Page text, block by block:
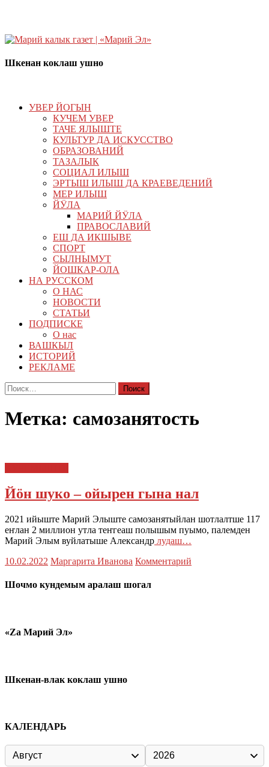
Шкенан коклаш ушно
УВЕР ЙОГЫН
КУЧЕМ УВЕР
ТАЧЕ ЯЛЫШТЕ
КУЛЬТУР ДА ИСКУССТВО
ОБРАЗОВАНИЙ
ТАЗАЛЫК
СОЦИАЛ ИЛЫШ
ЭРТЫШ ИЛЫШ ДА КРАЕВЕДЕНИЙ
МЕР ИЛЫШ
ЙӰЛА
МАРИЙ ЙӰЛА
ПРАВОСЛАВИЙ
ЕШ ДА ИКШЫВЕ
СПОРТ
СЫЛНЫМУТ
ЙОШКАР-ОЛА
НА РУССКОМ
О НАС
НОВОСТИ
СТАТЬИ
ПОДПИСКЕ
О нас
ВАШКЫЛ
ИСТОРИЙ
РЕКЛАМЕ
Найти:
Метка: самозанятость
Йöн шуко – ойырен гына нал
2021 ийыште Марий Элыште самозанятыйлан шотлалтше 117
еҥлан 2 миллион утла теҥгеаш полышым пуымо, палемден
Марий Элым вуйлатыше Александр лудаш…
10.02.2022 Маргарита Иванова Комментарий
Шочмо кундемым аралаш шогал
«Zа Марий Эл»
Шкенан-влак коклаш ушно
КАЛЕНДАРЬ